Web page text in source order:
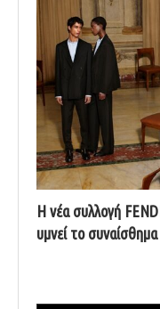
Η νέα συλλογή
υμνεί το